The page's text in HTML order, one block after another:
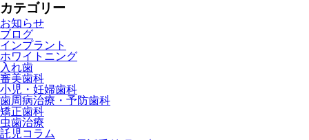
カテゴリー
お知らせ
ブログ
インプラント
ホワイトニング
入れ歯
審美歯科
小児・妊婦歯科
歯周病治療・予防歯科
矯正歯科
虫歯治療
託児コラム